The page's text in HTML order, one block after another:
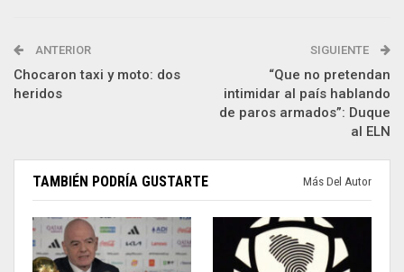
ANTERIOR
Chocaron taxi y moto: dos
heridos
SIGUIENTE
“Que no pretendan
intimidar al país hablando
de paros armados”: Duque
al ELN
TAMBIÉN PODRÍA GUSTARTE Más Del Autor